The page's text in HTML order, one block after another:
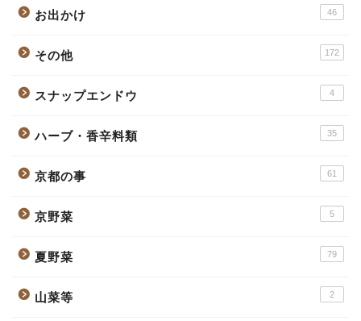
お出かけ 46
その他 172
スナップエンドウ 4
ハーブ・香辛料類 35
京都の事 61
京野菜 5
夏野菜 79
山菜等 2